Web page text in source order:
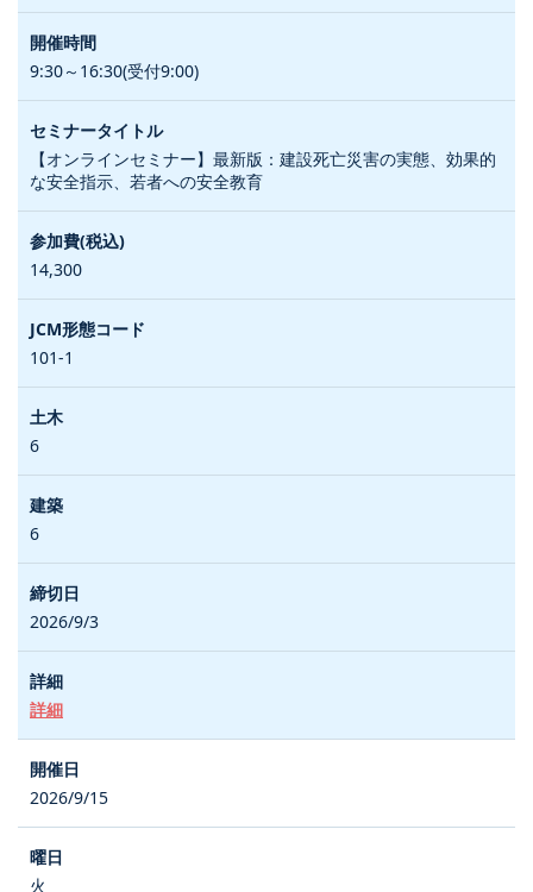
9:30～16:30(受付9:00)
【オンラインセミナー】最新版：建設死亡災害の実態、効果的
な安全指示、若者への安全教育
14,300
101-1
6
6
2026/9/3
詳細
2026/9/15
火